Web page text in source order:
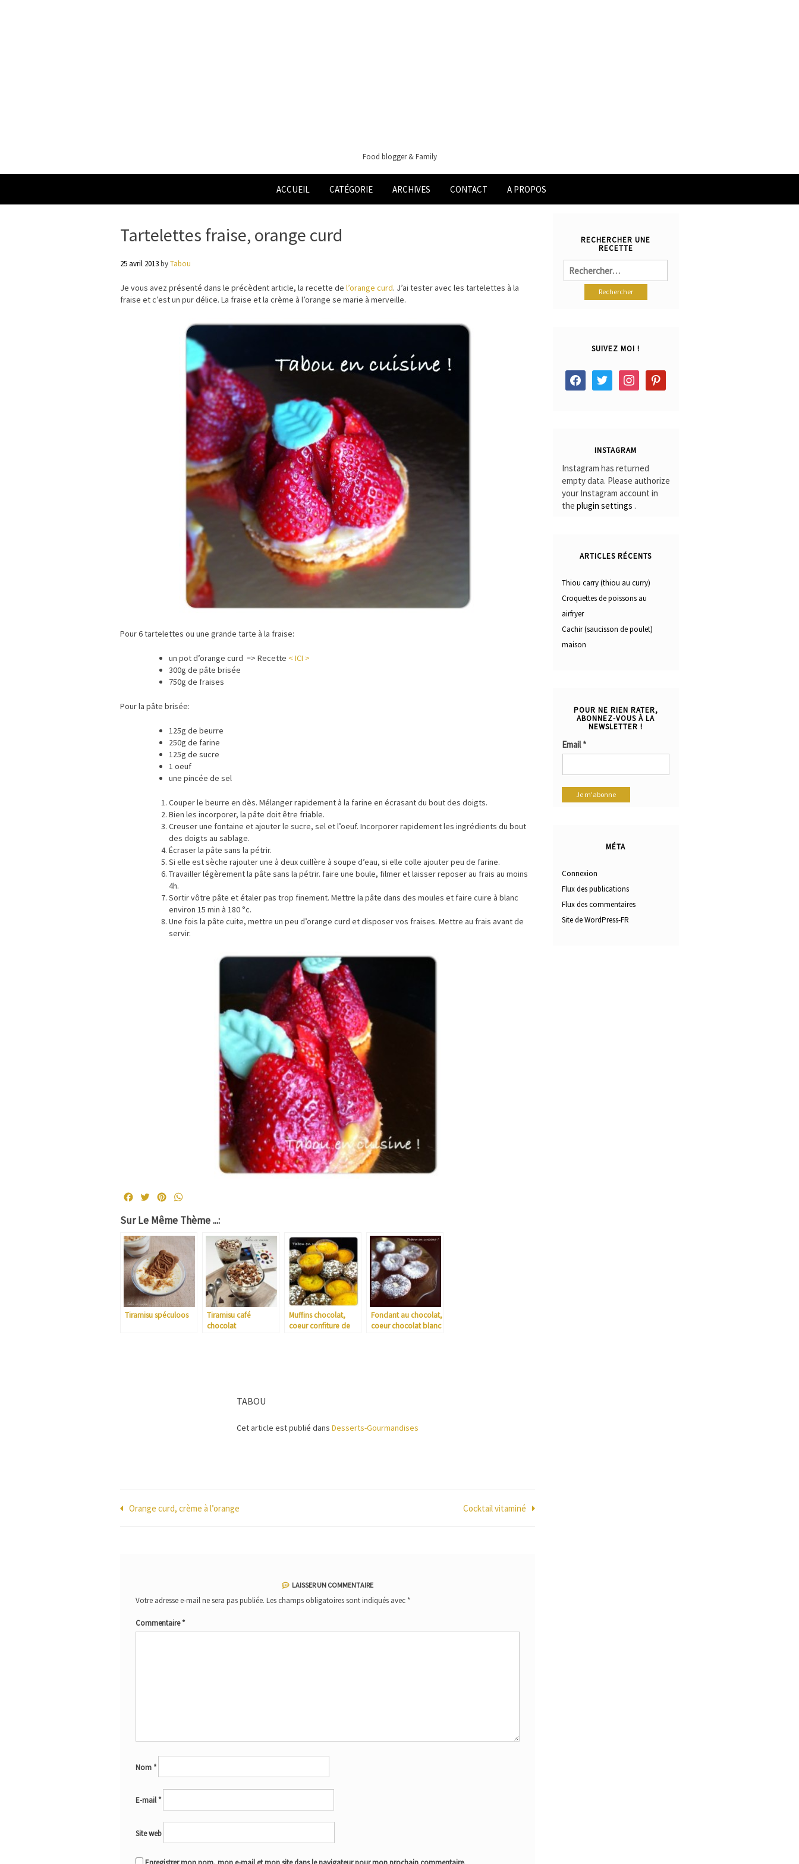
Food blogger & Family
ACCUEIL CATÉGORIE ARCHIVES CONTACT A PROPOS
Tartelettes fraise, orange curd
25 avril 2013byTabou
Je vous avez présenté dans le précèdent article, la recette de l’orange curd. J’ai tester avec les tartelettes à la
fraise et c’est un pur délice. La fraise et la crème à l’orange se marie à merveille.
Pour 6 tartelettes ou une grande tarte à la fraise:
un pot d’orange curd => Recette < ICI >
300g de pâte brisée
750g de fraises
Pour la pâte brisée:
125g de beurre
250g de farine
125g de sucre
1 oeuf
une pincée de sel
Couper le beurre en dès. Mélanger rapidement à la farine en écrasant du bout des doigts.
Bien les incorporer, la pâte doit être friable.
Creuser une fontaine et ajouter le sucre, sel et l’oeuf. Incorporer rapidement les ingrédients du bout
des doigts au sablage.
Écraser la pâte sans la pétrir.
Si elle est sèche rajouter une à deux cuillère à soupe d’eau, si elle colle ajouter peu de farine.
Travailler légèrement la pâte sans la pétrir. faire une boule, filmer et laisser reposer au frais au moins
4h.
Sortir vôtre pâte et étaler pas trop finement. Mettre la pâte dans des moules et faire cuire à blanc
environ 15 min à 180 °c.
Une fois la pâte cuite, mettre un peu d’orange curd et disposer vos fraises. Mettre au frais avant de
servir.
FacebookTwitterPinterest
Sur Le Même Thème ...:
Tiramisu spéculoos
Tiramisu café
chocolat
Muffins chocolat,
coeur confiture de
Fondant au chocolat,
coeur chocolat blanc
TABOU
Cet article est publié dansDesserts-Gourmandises
Navigation
Orange curd, crème à l’orange Cocktail vitaminé
LAISSER UN COMMENTAIRE
Votre adresse e-mail ne sera pas publiée. Les champs obligatoires sont indiqués avec *
Commentaire*
Nom*
E-mail*
Site web
RECHERCHER UNE
RECETTE
Rechercher :
SUIVEZ MOI !
facebook twitter instagram pinterest
INSTAGRAM
Instagram has returned
empty data. Please authorize
your Instagram account in
the plugin settings .
ARTICLES RÉCENTS
Thiou carry (thiou au curry)
Croquettes de poissons au
airfryer
Cachir (saucisson de poulet)
maison
POUR NE RIEN RATER,
ABONNEZ-VOUS À LA
NEWSLETTER !
Email*
MÉTA
Connexion
Flux des publications
Flux des commentaires
Site de WordPress-FR